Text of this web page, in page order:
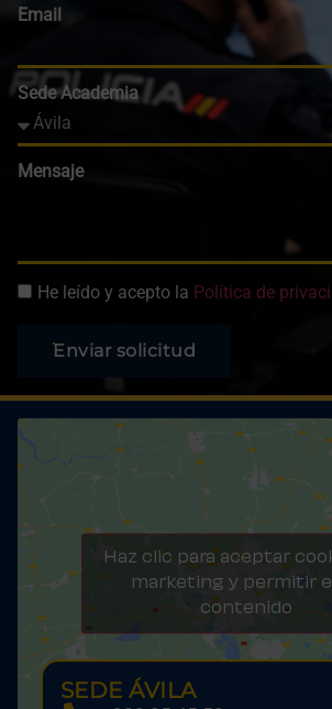
Email
Sede Academia
Mensaje
He leído y acepto la Política de
Enviar solicitud
Haz clic para aceptar
marketing y permitir
contenido
SEDE ÁVILA